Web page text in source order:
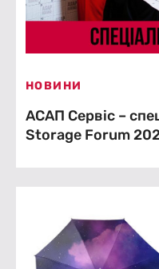
НОВИНИ
АСАП Сервіс –
Storage Forum